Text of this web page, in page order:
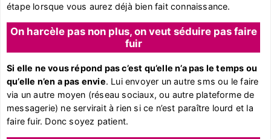
étape lorsque vous aurez déjà bien fait connaissance.
On harcèle pas non plus, on veut séduire pas faire
fuir
Si elle ne vous répond pas c’est qu’elle n’a pas le temps ou
qu’elle n’en a pas envie. Lui envoyer un autre sms ou le faire
via un autre moyen (réseau sociaux, ou autre plateforme de
messagerie) ne servirait à rien si ce n’est paraître lourd et la
faire fuir. Donc soyez patient.